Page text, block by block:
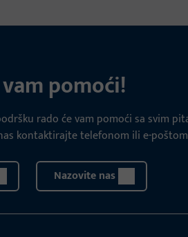
pomoći!
rado će vam pomoći sa svim
kontaktirajte telefonom ili e-
Nazovite nas